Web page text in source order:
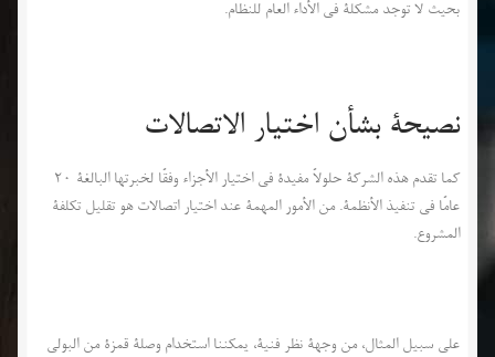
بحيث لا توجد مشكلة في الأداء العام للنظام.
نصيحة بشأن اختيار الاتصالات
کما تقدم هذه الشركة حلولاً مفيدة في اختيار الأجزاء وفقًا لخبرتها البالغة 20
عامًا في تنفيذ الأنظمة. من الأمور المهمة عند اختيار اتصالات هو تقليل تكلفة
المشروع.
على سبيل المثال، من وجهة نظر فنية، يمكننا استخدام وصلة قمزة من البولي